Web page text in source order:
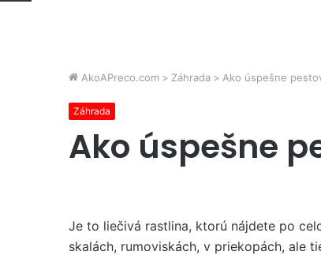
AkoAPreco.com > Záhrada > Ako úspešne
Záhrada
Ako úspešne
Je to liečivá rastlina, ktorú nájdete po
skalách, rumoviskách, v priekopách, ale